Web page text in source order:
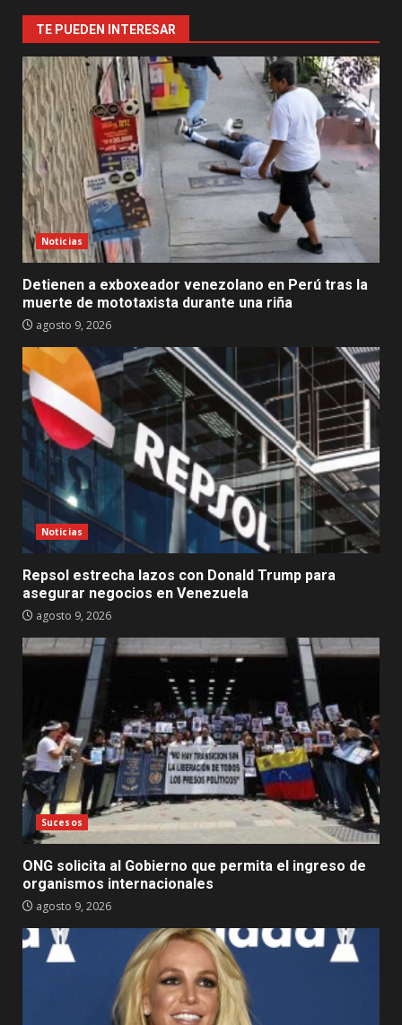
TE PUEDEN INTERESAR
Noticias
Detienen a exboxeador venezolano en Perú tras la
muerte de mototaxista durante una riña
agosto 9, 2026
Noticias
Repsol estrecha lazos con Donald Trump para
asegurar negocios en Venezuela
agosto 9, 2026
Sucesos
ONG solicita al Gobierno que permita el ingreso de
organismos internacionales
agosto 9, 2026